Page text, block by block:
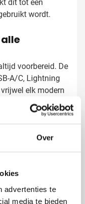
Over
advertenties te
media te bieden
dit tot een
wordt.
voorbereid. De
A/C, Lightning
elk modern
om een iPhone,
oplaadkabel is de
met
sleutelhanger